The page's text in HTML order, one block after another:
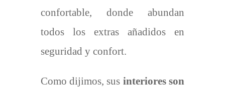
confortable, donde abundan
todos los extras añadidos en
seguridad y confort.
Como dijimos, sus interiores son